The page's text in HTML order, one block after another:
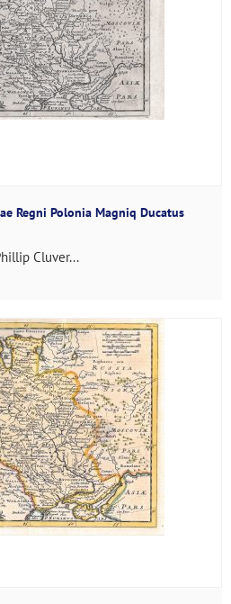
Regni Polonia Magniq Ducatus
Cluver...